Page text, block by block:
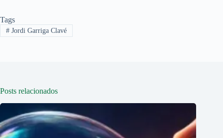
Tags
#Jordi Garriga Clavé
Posts relacionados